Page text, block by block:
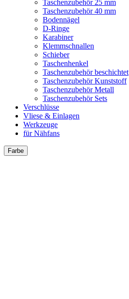
Taschenzubehör 25 mm
Taschenzubehör 40 mm
Bodennägel
D-Ringe
Karabiner
Klemmschnallen
Schieber
Taschenhenkel
Taschenzubehör beschichtet
Taschenzubehör Kunststoff
Taschenzubehör Metall
Taschenzubehör Sets
Verschlüsse
Vliese & Einlagen
Werkzeuge
für Nähfans
Farbe